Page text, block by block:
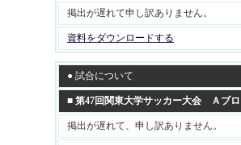
掲出が遅れて申し訳ありません。
資料をダウンロードする
● 試合について
■ 第47回関東大学サッカー大会 Ａブ
掲出が遅れて、申し訳ありません。